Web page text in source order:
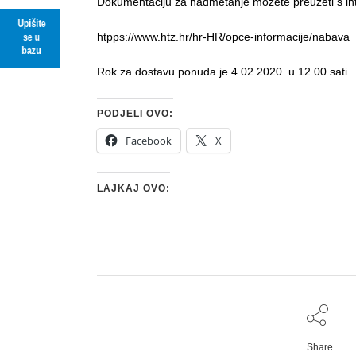
Upišite
se u
bazu
htpps://www.htz.hr/hr-HR/opce-informacije/nabava
Rok za dostavu ponuda je 4.02.2020. u 12.00 sati
PODJELI OVO:
Facebook X
LAJKAJ OVO:
Share